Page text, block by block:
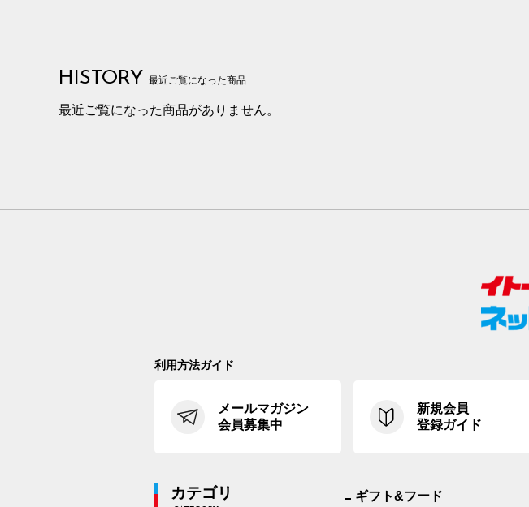
HISTORY 最近ご覧になった商品
最近ご覧になった商品がありません。
利用方法ガイド
メールマガジン
会員募集中
新規会員
登録ガイド
カテゴリ ギフト&フード